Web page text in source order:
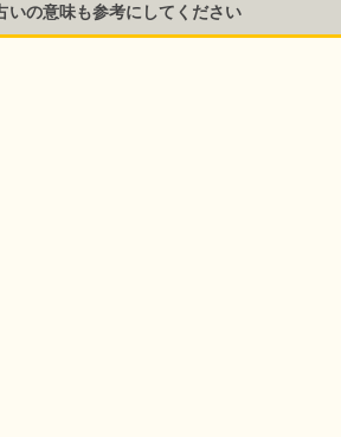
いの意味も参考にしてください